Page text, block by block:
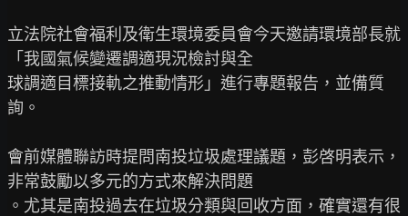
立法院社會福利及衛生環境委員會今天邀請環境部長就
「我國氣候變遷調適現況檢討與全
球調適目標接軌之推動情形」進行專題報告，並備質
詢。
會前媒體聯訪時提問南投垃圾處理議題，彭啓明表示，
非常鼓勵以多元的方式來解決問題
。尤其是南投過去在垃圾分類與回收方面，確實還有很